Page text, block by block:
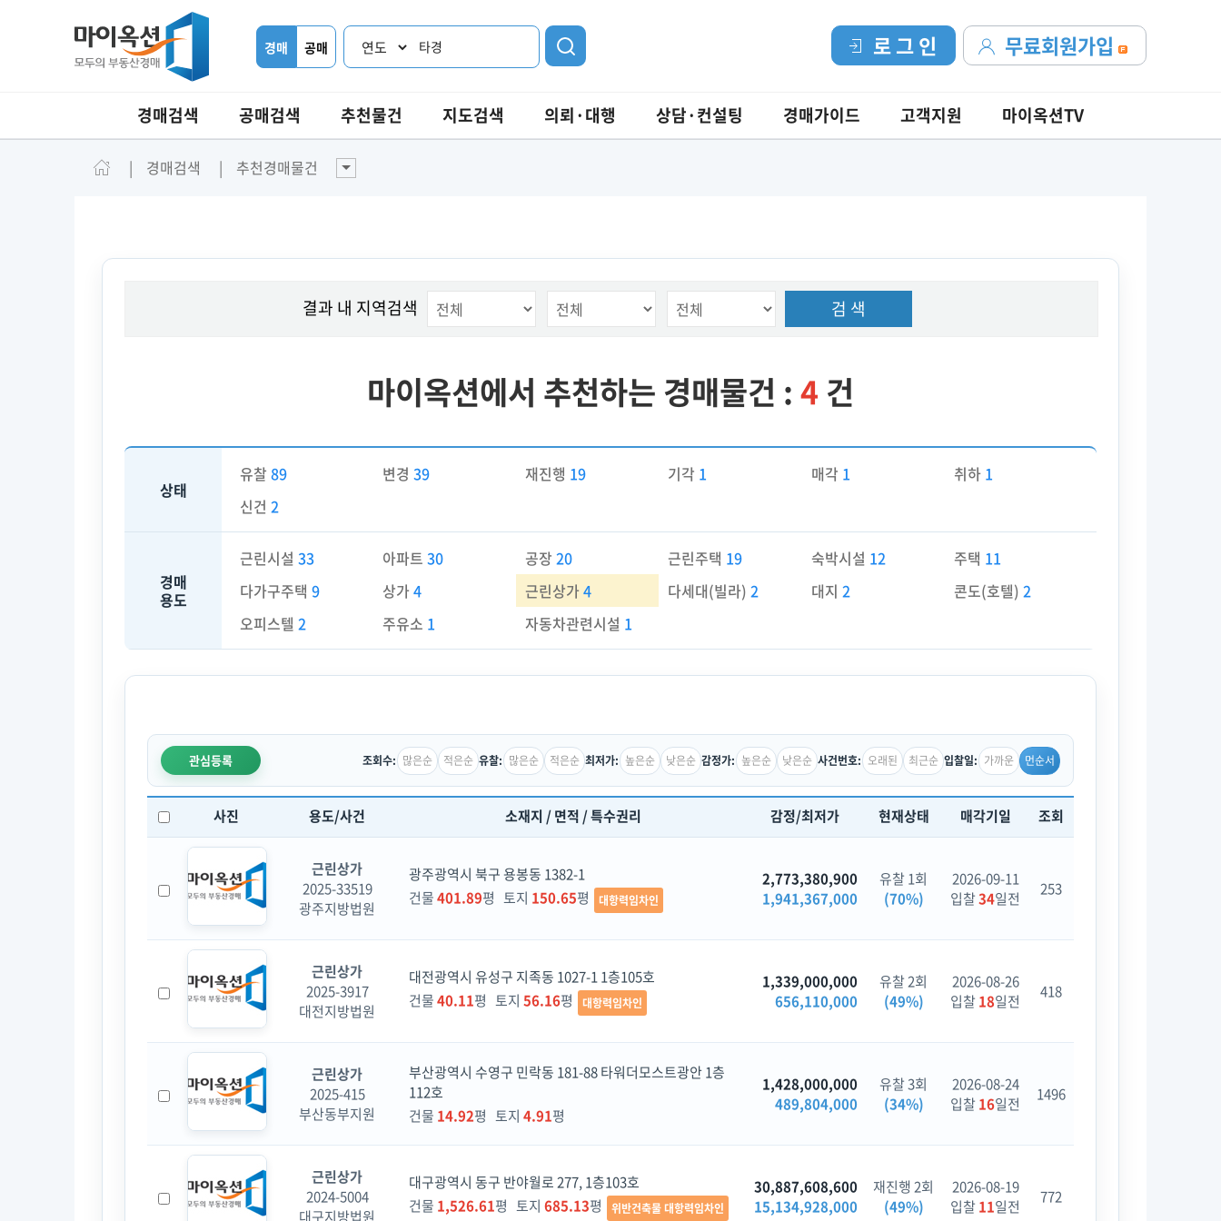
경매 공매 타경 무료회원가입
로 그 인
경매검색 공매검색 추천물건 지도검색 의뢰·대행 상담·컨설팅 경매가이드 고객지원 마이옥션TV
경매검색 추천경매물건
결과 내 지역검색 검 색
마이옥션에서 추천하는 경매물건 : 4 건
상태
유찰 89 변경39 재진행 19 기각 1 매각 1 취하 1
신건 2
경매
용도
근린시설 33 아파트30 공장20 근린주택 19 숙박시설 12 주택 11
다가구주택 9 상가4 근린상가4 다세대(빌라)2 대지 2 콘도(호텔) 2
오피스텔 2 주유소 1 자동차관련시설 1
관심등록 조회수: 많은순 적은순 유찰: 많은순 적은순 최저가: 높은순 낮은순 감정가: 높은순 낮은순 사건번호: 오래된 최근순 입찰일: 가까운 먼순서
사진 용도/사건 소재지 / 면적 / 특수권리 감정/최저가 현재상태 매각기일 조회
근린상가
2025-33519
광주지방법원
광주광역시 북구 용봉동 1382-1
건물401.89평 토지 150.65평 대항력임차인
2,773,380,900
1,941,367,000
유찰 1회
(70%)
2026-09-11
입찰34일전 253
근린상가
2025-3917
대전지방법원
대전광역시 유성구 지족동 1027-1 1층105호
건물40.11평 토지 56.16평 대항력임차인
1,339,000,000
656,110,000
유찰 2회
(49%)
2026-08-26
입찰18일전 418
근린상가
2025-415
부산동부지원
부산광역시 수영구 민락동 181-88 타워더모스트광안 1층
112호
건물 14.92평 토지 4.91평
1,428,000,000
489,804,000
유찰 3회
(34%)
2026-08-24
입찰16일전 1496
근린상가
2024-5004
대구지방법원
대구광역시 동구 반야월로 277, 1층103호
건물 1,526.61평 토지 685.13평 위반건축물 대항력임차인
30,887,608,600
15,134,928,000
재진행 2회
(49%)
2026-08-19
입찰11일전 772